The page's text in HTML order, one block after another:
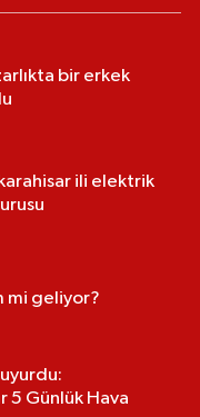
bir erkek
ili elektrik
mi geliyor?
5 Günlük Hava